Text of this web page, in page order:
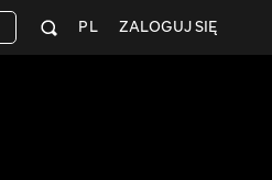
ZALOGUJ SIĘ
PL